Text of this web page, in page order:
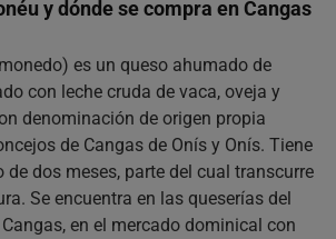
y dónde se compra en Cangas
es un queso ahumado de
con leche cruda de vaca, oveja y
denominación de origen propia
de Cangas de Onís y Onís. Tiene
dos meses, parte del cual transcurre
Se encuentra en las queserías del
en el mercado dominical con